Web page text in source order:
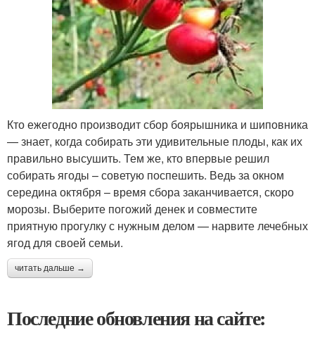
Кто ежегодно производит сбор боярышника и шиповника
— знает, когда собирать эти удивительные плоды, как их
правильно высушить. Тем же, кто впервые решил
собирать ягоды – советую поспешить. Ведь за окном
середина октября – время сбора заканчивается, скоро
морозы. Выберите погожий денек и совместите
приятную прогулку с нужным делом — нарвите лечебных
ягод для своей семьи.
читать дальше →
Последние обновления на сайте: